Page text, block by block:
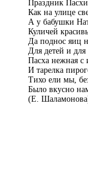
Праздник Пасхи
Как на улице
А у бабушки
Куличей
Да поднос яиц
Для детей и для
Пасха нежная
И тарелка
Тихо ели мы,
Было вкусно
(Е.